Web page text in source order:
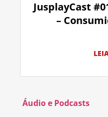
JusplayCast
–
Áudio e Podcasts